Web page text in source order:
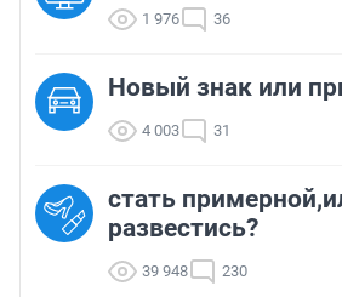
1 976 36
Новый знак или
4 003 31
стать
развестись?
39 948 230